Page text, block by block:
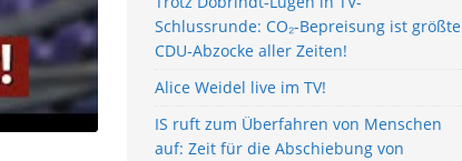
Schlussrunde: CO₂-Bepreisung ist größte
CDU-Abzocke aller Zeiten!
Alice Weidel live im TV!
IS ruft zum Überfahren von Menschen
auf: Zeit für die Abschiebung von